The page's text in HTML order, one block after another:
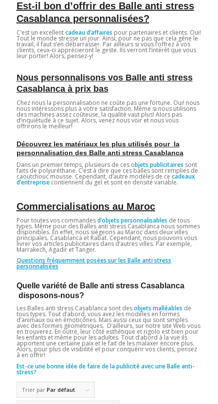
Est-il bon d’offrir des Balle anti stress
Casablanca personnalisées?
C’est un excellentcadeau d’affaires pour partenaires et clients. Oui!
Tout le monde stresse un jour. Ainsi, pour ne pas que cela gêne le
travail, il faut s’en débarrasser. Par ailleurs si vous l’offrez à vos
clients, ceux-ci apprécieront le geste. Ils verront l’intérêt que vous
leur porter! Alors, pensez-y!
Nous personnalisons vos Balle anti stress
Casablanca à prix bas
Chez nous la personnalisation ne coûte pas une fortune. Oui! nous
nous intéressons plus à votre satisfaction. Même si nous utilisons
des machines assez coûteuse, la qualité vaut plus! Alors pas
d’inquiétude à ce sujet. Alors, venez nous voir et nous vous
offrirons le meilleur!
Découvrez les matériaux les plus utilisés pour la
personnalisation des Balle anti stress Casablanca
Dans un premier temps, plusieurs de ces objets publicitaires sont
faits de polyuréthane. C’est à dire que ces balles sont remplies de
caoutchouc mousse. Cependant, d’autre modèles de ce cadeaux
d’entreprisecontiennent du gel et sont en densité variable.
Commercialisations au Maroc
Pour toutes vos commandesd’objets personnalisables de tous
types. Même pour des Balles anti stress Casablanca nous sommes
disponibles. En effet, nous siégeons au Maroc dans deux villes
principales. Casablanca et Rabat. Cependant, nous pouvons vous
livrer vos articles publicitaires dans d’autres villes. Par exemple,
Marrakech, Agadir et Tanger.
Questions fréquemment posées sur les Balle anti stress
personnalisées
Quelle variété de Balle anti stress Casablanca
disposons-nous?
Les Balles anti stress Casablanca sont desobjets malléables de
tous types. Tout d’abord, vous avez les modèles en formes
d’animaux ou en émoticônes. Mais aussi ceux qui sont simples
avec des formes géométriques. D’ailleurs, sur notre site Web vous
en trouverez. En outre, leur côté esthétique et rigolo est bien pour
les enfants et même pour les adultes. Tout d’abord à la vue ils
apportent une certaine paix et le fait de les malaxer encore plus.
Alors, pour plus de visibilité et pour conquérir vos clients, pensez
à en offrir!
Est-ce une bonne idée de faire de la publicité avec une Balle anti-
stress?
Trier par Par défaut